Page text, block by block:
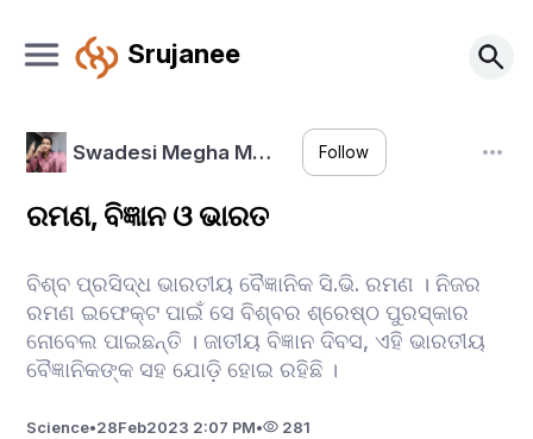
Srujanee
Swadesi Megha M… Follow
ରମଣ, ବିଜ୍ଞାନ ଓ ଭାରତ
ବିଶ୍ବ ପ୍ରସିଦ୍ଧ ଭାରତୀୟ ବୈଜ୍ଞାନିକ ସି.ଭି. ରମଣ । ନିଜର
ରମଣ ଇଫେକ୍ଟ ପାଇଁ ସେ ବିଶ୍ବର ଶ୍ରେଷ୍ଠ ପୁରସ୍କାର
ନୋବେଲ ପାଇଛନ୍ତି । ଜାତୀୟ ବିଜ୍ଞାନ ଦିବସ, ଏହି ଭାରତୀୟ
ବୈଜ୍ଞାନିକଙ୍କ ସହ ଯୋଡ଼ି ହୋଇ ରହିଛି ।
Science•28Feb2023 2:07 PM• 281